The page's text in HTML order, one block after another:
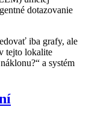
dotazovanie
iba grafy, ale
tejto lokalite
a systém